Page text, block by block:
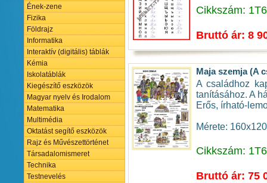
Ének-zene
Fizika
Földrajz
Informatika
Interaktív (digitális) táblák
Kémia
Iskolatáblák
Kiegészítő eszközök
Magyar nyelv és Irodalom
Matematika
Multimédia
Oktatást segítő eszközök
Rajz és Művészettörténet
Társadalomismeret
Technika
Testnevelés
Cikkszám:
Bruttó ár: 8
Maja szemja (A
A családhoz
tanításához. A
Erős, írható-
Mérete:
Cikkszám:
Bruttó ár: 75